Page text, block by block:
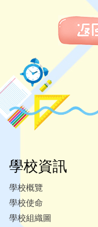
學校資訊
學校概覽
學校使命
學校組織圖